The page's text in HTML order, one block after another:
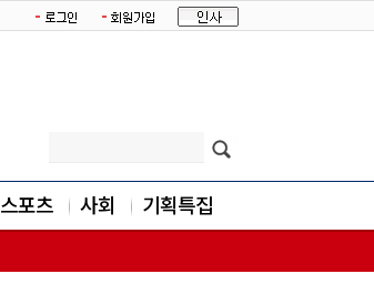
스포츠 사회 기획특집